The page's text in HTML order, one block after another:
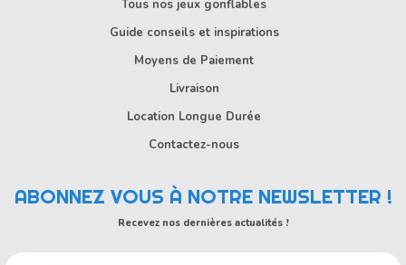
Tous nos jeux gonflables
Guide conseils et inspirations
Moyens de Paiement
Livraison
Location Longue Durée
Contactez-nous
ABONNEZ VOUS À NOTRE NEWSLETTER !
Recevez nos dernières actualités !